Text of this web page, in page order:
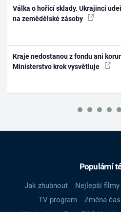
Válka o hořící sklady. Ukrajinci
na zemědělské zásoby
Kraje nedostanou z fondu ani
Ministerstvo krok vysvětluje
Populární
Jak zhubnout Nejlepší filmy
TV program
Změna